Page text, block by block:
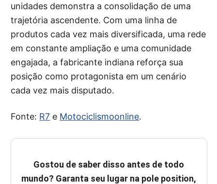
unidades demonstra a consolidação de uma
trajetória ascendente. Com uma linha de
produtos cada vez mais diversificada, uma rede
em constante ampliação e uma comunidade
engajada, a fabricante indiana reforça sua
posição como protagonista em um cenário
cada vez mais disputado.
Fonte: R7 e Motociclismoonline.
Gostou de saber disso antes de todo
mundo? Garanta seu lugar na pole position,